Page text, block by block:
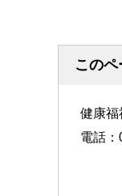
この
健康福
電話